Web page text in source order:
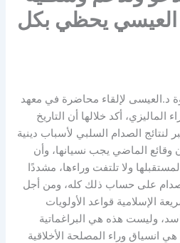
العيسي يحظي بكل
د.العيسى لإلقاء محاضرة في معهد
الماليزي، أكد خلالها أن التاريخ
لنتائج الصدام السلبي لأسباب دينية
وقائع الماضي يجب نسيانها، وأن
ولا تلتفت وراءها، مشددًا
على حساب ذلك كله، ومن أجل
الإسلامية قواعد الأولويات
وليست هذه هي البراغماتية
انسياق وراء المصلحة الأخلاقية